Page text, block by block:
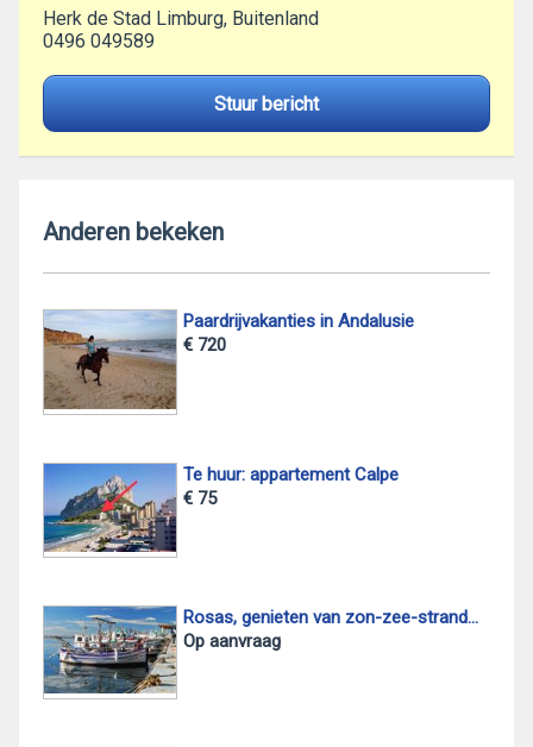
Herk de Stad Limburg, Buitenland
0496 049589
Stuur bericht
Anderen bekeken
Paardrijvakanties in Andalusie
€ 720
Te huur: appartement Calpe
€ 75
Rosas, genieten van zon-zee-strand...
Op aanvraag